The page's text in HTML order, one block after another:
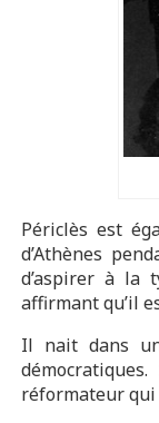
Périclès est
d’Athènes
d’aspirer à la
affirmant qu’il
Il nait dans
réformateur qui